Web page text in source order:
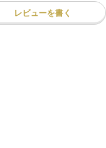
レビューを書く